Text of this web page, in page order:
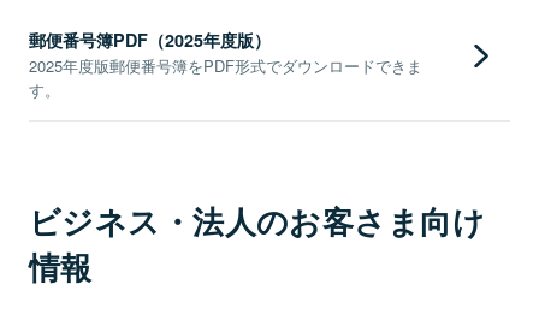
郵便番号簿PDF（2025年度版）
2025年度版郵便番号簿をPDF形式でダウンロードできま
す。
ビジネス・法人のお客さま向け
情報